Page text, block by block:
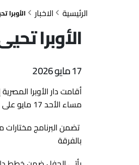
الرئيسية الاخبار الأوبرا
الأوبرا
17 مايو 2026
أقامت دار الأوبرا
مساء الأحد 17 مايو على المسرح الكبير .
تضمن البرنامج
بالفرقة